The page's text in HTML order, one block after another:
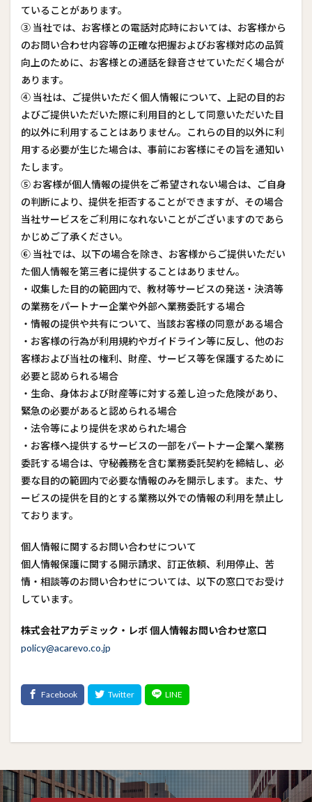
ていることがあります。
③ 当社では、お客様との電話対応時においては、お客様から
のお問い合わせ内容等の正確な把握およびお客様対応の品質
向上のために、お客様との通話を録音させていただく場合が
あります。
④ 当社は、ご提供いただく個人情報について、上記の目的お
よびご提供いただいた際に利用目的として同意いただいた目
的以外に利用することはありません。これらの目的以外に利
用する必要が生じた場合は、事前にお客様にその旨を通知い
たします。
⑤ お客様が個人情報の提供をご希望されない場合は、ご自身
の判断により、提供を拒否することができますが、その場合
当社サービスをご利用になれないことがございますのであら
かじめご了承ください。
⑥ 当社では、以下の場合を除き、お客様からご提供いただい
た個人情報を第三者に提供することはありません。
・収集した目的の範囲内で、教材等サービスの発送・決済等
の業務をパートナー企業や外部へ業務委託する場合
・情報の提供や共有について、当該お客様の同意がある場合
・お客様の行為が利用規約やガイドライン等に反し、他のお
客様および当社の権利、財産、サービス等を保護するために
必要と認められる場合
・生命、身体および財産等に対する差し迫った危険があり、
緊急の必要があると認められる場合
・法令等により提供を求められた場合
・お客様へ提供するサービスの一部をパートナー企業へ業務
委託する場合は、守秘義務を含む業務委託契約を締結し、必
要な目的の範囲内で必要な情報のみを開示します。また、サ
ービスの提供を目的とする業務以外での情報の利用を禁止し
ております。
個人情報に関するお問い合わせについて
個人情報保護に関する開示請求、訂正依頼、利用停止、苦
情・相談等のお問い合わせについては、以下の窓口でお受け
しています。
株式会社アカデミック・レボ 個人情報お問い合わせ窓口
policy@acarevo.co.jp